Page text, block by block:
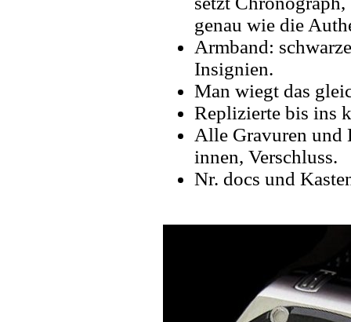
genau wie die
Armband:
Insignien.
Man wiegt das
Replizierte bis ins
Alle Gravuren und
innen, Verschluss.
Nr. docs und